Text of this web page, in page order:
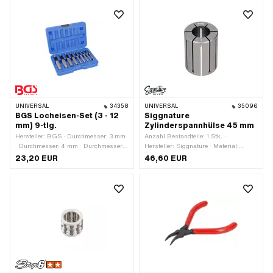
UNIVERSAL 34358
BGS Locheisen-Set (3 - 12
mm) 9-tlg.
Hersteller: BGS · Durchmesser: 3 mm
· Durchmesser: 4 mm · Durchmesser:
5 mm · Durchmesser: 6 mm ·
Durchmesser: 11 mm · Durchmesser:
Anwendungsbereich:
Werkstattzubehör · Material: Stahl ·
Anzahl Bestandteile: 9 Stk.
23,20 EUR
UNIVERSAL 35096
Siggnature
Zylinderspannhülse 45 mm
Anzahl Bestandteile: 1 Stk. ·
Hersteller: Siggnature · Material:
Aluminium · Oberfläche: eloxiert ·
Anwendungsbereich: Spezialwerkzeug
46,60 EUR